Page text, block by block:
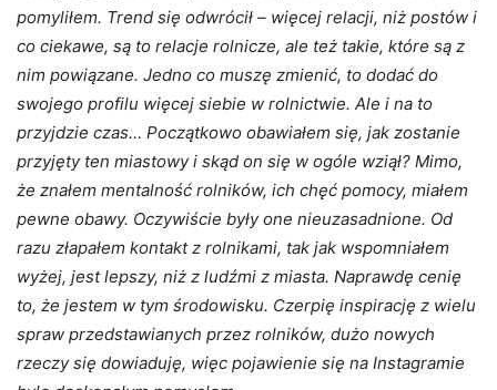
pomyliłem. Trend się odwrócił – więcej relacji, niż postów i
co ciekawe, są to relacje rolnicze, ale też takie, które są z
nim powiązane. Jedno co muszę zmienić, to dodać do
swojego profilu więcej siebie w rolnictwie. Ale i na to
przyjdzie czas… Początkowo obawiałem się, jak zostanie
przyjęty ten miastowy i skąd on się w ogóle wziął? Mimo,
że znałem mentalność rolników, ich chęć pomocy, miałem
pewne obawy. Oczywiście były one nieuzasadnione. Od
razu złapałem kontakt z rolnikami, tak jak wspomniałem
wyżej, jest lepszy, niż z ludźmi z miasta. Naprawdę cenię
to, że jestem w tym środowisku. Czerpię inspirację z wielu
spraw przedstawianych przez rolników, dużo nowych
rzeczy się dowiaduję, więc pojawienie się na Instagramie